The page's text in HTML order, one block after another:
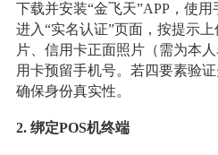
下载并安装“金飞天”APP，使用
进入“实名认证”页面，按提示
片、信用卡正面照片（需为本
用卡预留手机号。若四要素验
确保身份真实性。
2. 绑定POS机终端